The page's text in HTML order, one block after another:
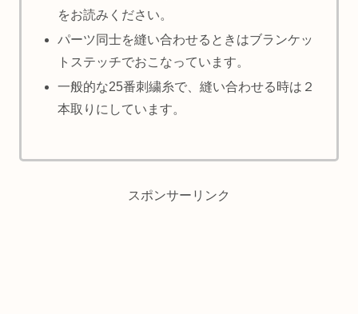
をお読みください。
パーツ同士を縫い合わせるときはブランケッ
トステッチでおこなっています。
一般的な25番刺繍糸で、縫い合わせる時は２
本取りにしています。
スポンサーリンク